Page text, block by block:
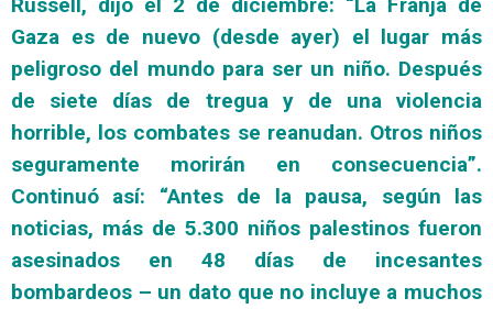
Gaza es de nuevo (desde ayer) el lugar más
peligroso del mundo para ser un niño. Después
de siete días de tregua y de una violencia
horrible, los combates se reanudan. Otros niños
seguramente morirán en consecuencia”.
Continuó así: “Antes de la pausa, según las
noticias, más de 5.300 niños palestinos fueron
asesinados en 48 días de incesantes
bombardeos – un dato que no incluye a muchos